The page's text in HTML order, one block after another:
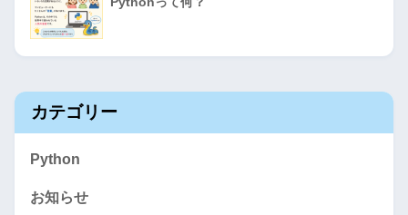
カテゴリー
Python
お知らせ